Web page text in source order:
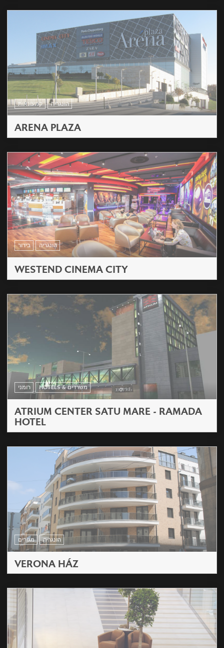
הונגריה קמעונאות
ARENA PLAZA
הונגריה בידור
WESTEND CINEMA CITY
רומני HOTELS & משרדים
ATRIUM CENTER SATU MARE - RAMADA
HOTEL
הונגריה מגורים
VERONA HÁZ